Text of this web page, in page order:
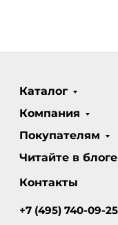
Каталог
Компания
Покупателям
Читайте в блоге
Контакты
+7 (495) 740-09-25